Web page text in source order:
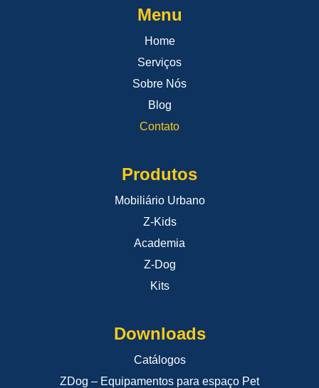
Menu
Home
Serviços
Sobre Nós
Blog
Contato
Produtos
Mobiliário Urbano
Z-Kids
Academia
Z-Dog
Kits
Downloads
Catálogos
ZDog – Equipamentos para espaço Pet